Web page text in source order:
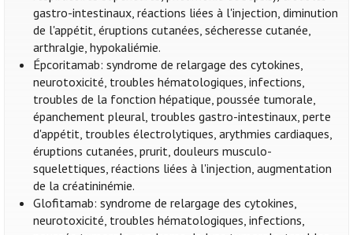
gastro-intestinaux, réactions liées à l'injection, diminution
de l'appétit, éruptions cutanées, sécheresse cutanée,
arthralgie, hypokaliémie.
Épcoritamab: syndrome de relargage des cytokines,
neurotoxicité, troubles hématologiques, infections,
troubles de la fonction hépatique, poussée tumorale,
épanchement pleural, troubles gastro-intestinaux, perte
d'appétit, troubles électrolytiques, arythmies cardiaques,
éruptions cutanées, prurit, douleurs musculo-
squelettiques, réactions liées à l'injection, augmentation
de la créatininémie.
Glofitamab: syndrome de relargage des cytokines,
neurotoxicité, troubles hématologiques, infections,